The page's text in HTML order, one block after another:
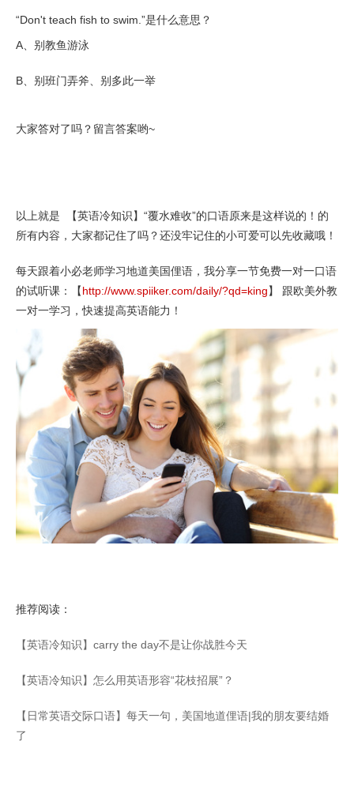
“Don't teach fish to swim.”是什么意思？
A、别教鱼游泳
B、别班门弄斧、别多此一举
大家答对了吗？留言答案哟~
以上就是 【英语冷知识】“覆水难收”的口语原来是这样说的！的
所有内容，大家都记住了吗？还没牢记住的小可爱可以先收藏哦！
每天跟着小必老师学习地道美国俚语，我分享一节免费一对一口语
的试听课：【http://www.spiiker.com/daily/?qd=king】 跟欧美外教
一对一学习，快速提高英语能力！
推荐阅读：
【英语冷知识】carry the day不是让你战胜今天
【英语冷知识】怎么用英语形容“花枝招展”？
【日常英语交际口语】每天一句，美国地道俚语|我的朋友要结婚
了